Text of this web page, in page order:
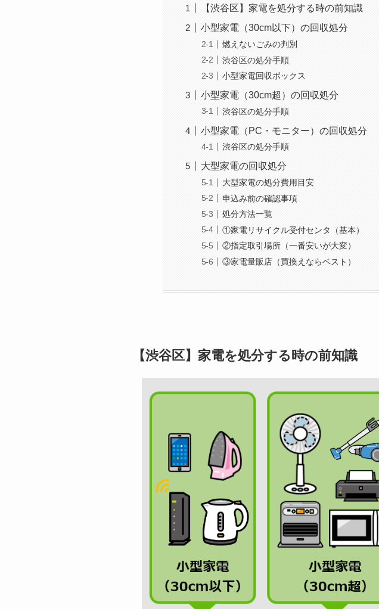
【渋谷区】家電を処分する時の前知識
小型家電（30cm以下）の回収処分
燃えないごみの判別
渋谷区の処分手順
小型家電回収ボックス
小型家電（30cm超）の回収処分
渋谷区の処分手順
小型家電（PC・モニター）の回収処分
渋谷区の処分手順
大型家電の回収処分
大型家電の処分費用目安
申込み前の確認事項
処分方法一覧
①家電リサイクル受付センタ（基本）
②指定取引場所（一番安いが大変）
③家電量販店（買換えならベスト）
【渋谷区】家電を処分する時の前知識